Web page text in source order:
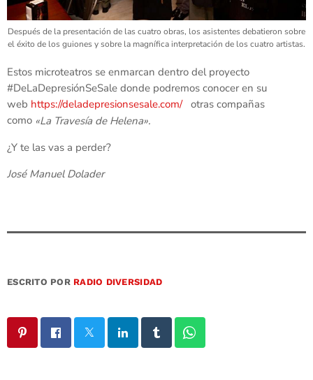
Después de la presentación de las cuatro obras, los asistentes debatieron sobre
el éxito de los guiones y sobre la magnífica interpretación de los cuatro artistas.
Estos microteatros se enmarcan dentro del proyecto
#DeLaDepresiónSeSale donde podremos conocer en su
web https://deladepresionsesale.com/otras compañas
como «La Travesía de Helena».
¿Y te las vas a perder?
José Manuel Dolader
ESCRITO POR RADIO DIVERSIDAD